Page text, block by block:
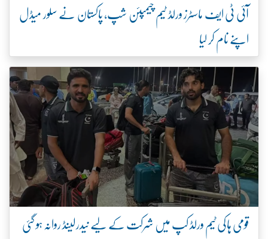
آئی ٹی ایف ماسٹرز ورلڈ ٹیم چیمپئن شپ، پاکستان نے سلور میڈل
اپنے نام کر لیا
قومی ہاکی ٹیم ورلڈ کپ میں شرکت کے لیے نیدرلینڈ روانہ ہو گئی